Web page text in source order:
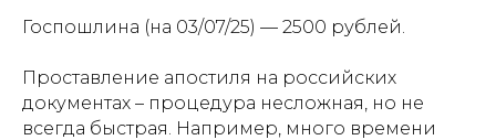
Госпошлина (на 03/07/25) — 2500 рублей.
Проставление апостиля на российских
документах – процедура несложная, но не
всегда быстрая. Например, много времени